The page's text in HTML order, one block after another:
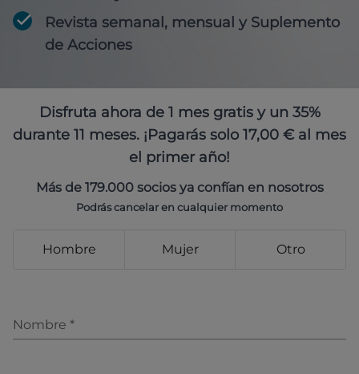
Revista semanal, mensual y Suplemento
de Acciones
Disfruta ahora de 1 mes gratis y un 35%
durante 11 meses. ¡Pagarás solo 17,00 € al mes
el primer año!
Más de 179.000 socios ya confían en nosotros
Podrás cancelar en cualquier momento
Hombre Mujer Otro
Nombre *